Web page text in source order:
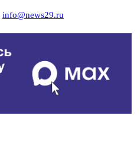
info@news29.ru